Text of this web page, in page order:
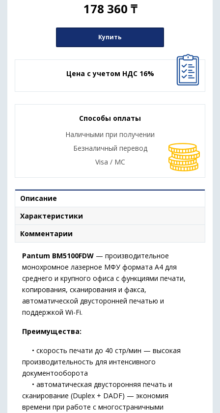
178 360 ₸
Купить
Цена с учетом НДС 16%
Способы оплаты
Наличными при получении
Безналичный перевод
Visa / MC
Описание
Характеристики
Комментарии
Pantum BM5100FDW — производительное
монохромное лазерное МФУ формата A4 для
среднего и крупного офиса с функциями печати,
копирования, сканирования и факса,
автоматической двусторонней печатью и
поддержкой Wi-Fi.
Преимущества:
• скорость печати до 40 стр/мин — высокая
производительность для интенсивного
документооборота
• автоматическая двусторонняя печать и
сканирование (Duplex + DADF) — экономия
времени при работе с многостраничными